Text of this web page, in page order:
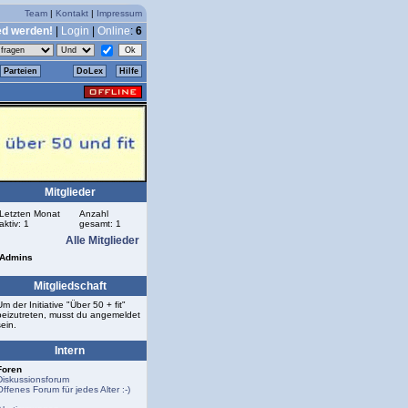
Team | Kontakt | Impressum
werden! Login Online: 6
Parteien DoLex Hilfe
Mitglieder
Letzten Monat
aktiv: 1
Anzahl
gesamt: 1
Alle Mitglieder
Admins
Mitgliedschaft
der Initiative "Über 50 + fit"
musst du angemeldet
Intern
Forum für jedes Alter :-)